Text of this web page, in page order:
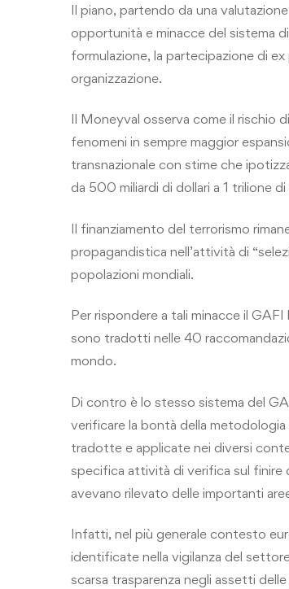
Il piano, partendo da una
opportunità e minacce del sistema
formulazione, la partecipazione di
organizzazione.
Il Moneyval osserva come il rischio
fenomeni in sempre maggior
transnazionale con stime che
da 500 miliardi di dollari a 1 trilione di
Il finanziamento del terrorismo
propagandistica nell’attività di
popolazioni mondiali.
Per rispondere a tali minacce il
sono tradotti nelle 40
mondo.
Di contro è lo stesso sistema del
verificare la bontà della
tradotte e applicate nei diversi
specifica attività di verifica sul finire
avevano rilevato delle importanti
Infatti, nel più generale contesto
identificate nella vigilanza del
scarsa trasparenza negli assetti